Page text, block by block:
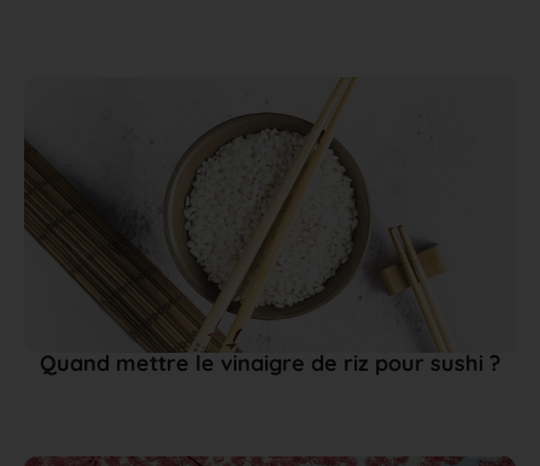
Quand mettre le vinaigre de riz pour sushi ?